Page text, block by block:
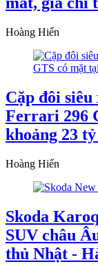
Hoàng Hiển
Cặp đôi
Ferrari 296
khoảng 23
Hoàng Hiển
Skoda
SUV châu
thủ Nhật -